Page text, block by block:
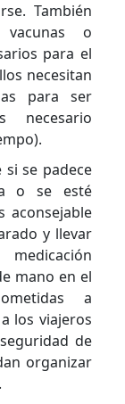
También
o
para el
necesitan
para ser
se padece
o se esté
aconsejable
y llevar
mano en el
a
los viajeros
de
organizar